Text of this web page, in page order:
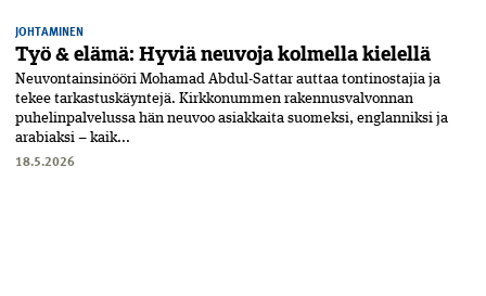
JOHTAMINEN
Työ & elämä: Hyviä neuvoja kolmella kielellä
Neuvontainsinööri Mohamad Abdul-Sattar auttaa tontinostajia ja
tekee tarkastuskäyntejä. Kirkkonummen rakennusvalvonnan
puhelinpalvelussa hän neuvoo asiakkaita suomeksi, englanniksi ja
arabiaksi – kaik...
18.5.2026